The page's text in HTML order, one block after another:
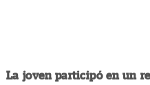
La joven participó en un